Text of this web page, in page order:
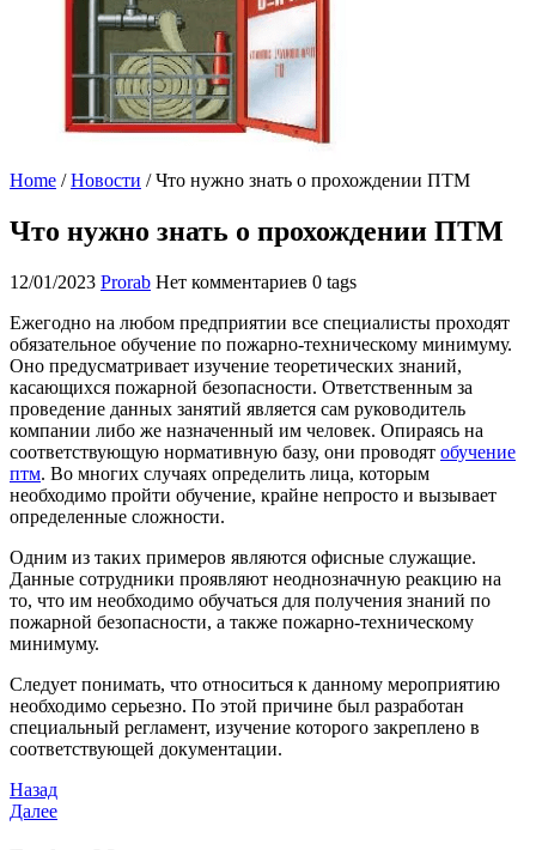
Home /Новости /Что нужно знать о прохождении ПТМ
Что нужно знать о прохождении ПТМ
12/01/2023 Prorab Нет комментариев 0 tags
Ежегодно на любом предприятии все специалисты проходят
обязательное обучение по пожарно-техническому минимуму.
Оно предусматривает изучение теоретических знаний,
касающихся пожарной безопасности. Ответственным за
проведение данных занятий является сам руководитель
компании либо же назначенный им человек. Опираясь на
соответствующую нормативную базу, они проводят обучение
птм. Во многих случаях определить лица, которым
необходимо пройти обучение, крайне непросто и вызывает
определенные сложности.
Одним из таких примеров являются офисные служащие.
Данные сотрудники проявляют неоднозначную реакцию на
то, что им необходимо обучаться для получения знаний по
пожарной безопасности, а также пожарно-техническому
минимуму.
Следует понимать, что относиться к данному мероприятию
необходимо серьезно. По этой причине был разработан
специальный регламент, изучение которого закреплено в
соответствующей документации.
Навигация
по
Предыдущая
запись
Назад
Следующая
Далее